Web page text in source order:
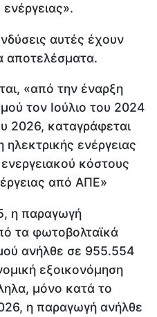
αυτές έχουν
αποτελέσματα.
«από την έναρξη
τον Ιούλιο του 2024
2026, καταγράφεται
ενέργειας
κόστους
από ΑΠΕ»
η παραγωγή
τα φωτοβολταϊκά
ανήλθε σε 955.554
εξοικονόμηση
μόνο κατά το
η παραγωγή ανήλθε